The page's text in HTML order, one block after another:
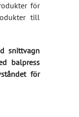
för
till
snittvagn
balpress
för